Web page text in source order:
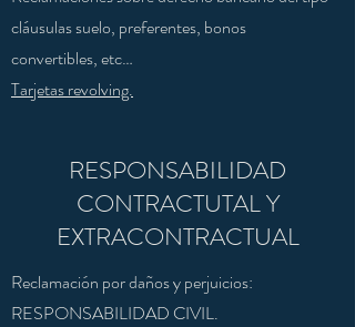
cláusulas suelo, preferentes, bonos
convertibles, etc…
Tarjetas revolving.
RESPONSABILIDAD
CONTRACTUTAL Y
EXTRACONTRACTUAL
Reclamación por daños y perjuicios:
RESPONSABILIDAD CIVIL.